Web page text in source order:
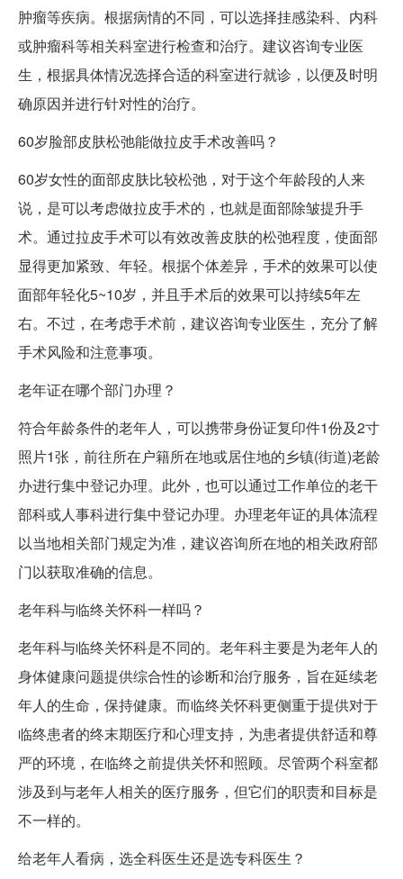
肿瘤等疾病。根据病情的不同，可以选择挂感染科、内科
或肿瘤科等相关科室进行检查和治疗。建议咨询专业医
生，根据具体情况选择合适的科室进行就诊，以便及时明
确原因并进行针对性的治疗。
60岁脸部皮肤松弛能做拉皮手术改善吗？
60岁女性的面部皮肤比较松弛，对于这个年龄段的人来
说，是可以考虑做拉皮手术的，也就是面部除皱提升手
术。通过拉皮手术可以有效改善皮肤的松弛程度，使面部
显得更加紧致、年轻。根据个体差异，手术的效果可以使
面部年轻化5~10岁，并且手术后的效果可以持续5年左
右。不过，在考虑手术前，建议咨询专业医生，充分了解
手术风险和注意事项。
老年证在哪个部门办理？
符合年龄条件的老年人，可以携带身份证复印件1份及2寸
照片1张，前往所在户籍所在地或居住地的乡镇(街道)老龄
办进行集中登记办理。此外，也可以通过工作单位的老干
部科或人事科进行集中登记办理。办理老年证的具体流程
以当地相关部门规定为准，建议咨询所在地的相关政府部
门以获取准确的信息。
老年科与临终关怀科一样吗？
老年科与临终关怀科是不同的。老年科主要是为老年人的
身体健康问题提供综合性的诊断和治疗服务，旨在延续老
年人的生命，保持健康。而临终关怀科更侧重于提供对于
临终患者的终末期医疗和心理支持，为患者提供舒适和尊
严的环境，在临终之前提供关怀和照顾。尽管两个科室都
涉及到与老年人相关的医疗服务，但它们的职责和目标是
不一样的。
给老年人看病，选全科医生还是选专科医生？